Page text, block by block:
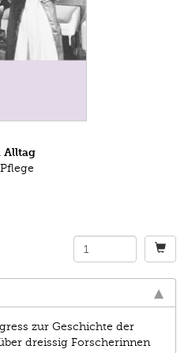
Alltag
zur Geschichte der
dreissig Forscherinnen